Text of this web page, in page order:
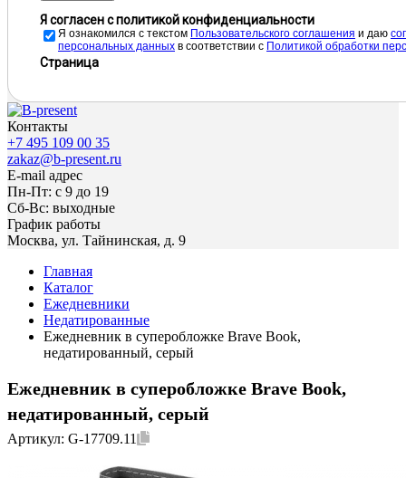
Я согласен с политикой конфиденциальности
Я ознакомился с текстом Пользовательского соглашения и даю
персональных данных в соответствии с Политикой обработки
Страница
Контакты
+7 495 109 00 35
zakaz@b-present.ru
E-mail адрес
Пн-Пт: с 9 до 19
Сб-Вс: выходные
График работы
Москва, ул. Тайнинская, д. 9
Главная
Каталог
Ежедневники
Недатированные
Ежедневник в суперобложке Brave Book,
недатированный, серый
Ежедневник в суперобложке Brave Book,
недатированный, серый
Артикул: G-17709.11